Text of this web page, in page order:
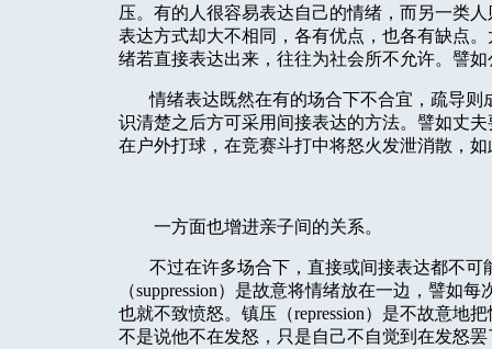
压。有的人很容易表达自己的情绪，而另一类
表达方式却大不相同，各有优点，也各有缺点
绪若直接表达出来，往往为社会所不允许。譬
情绪表达既然在有的场合下不合宜，疏导
识清楚之后方可采用间接表达的方法。譬如丈
在户外打球，在竞赛斗打中将怒火发泄消散，
一方面也增进亲子间的关系。
不过在许多场合下，直接或间接表达都不
（suppression）是故意将情绪放在一边，譬如每
也就不致愤怒。镇压（repression）是不故意地
不是说他不在发怒，只是自己不自觉到在发怒